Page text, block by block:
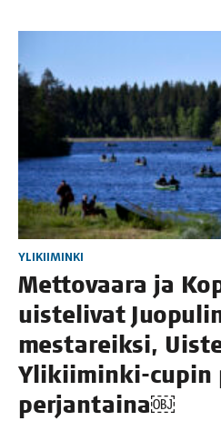
YLIKIIMINKI
Met­to­vaa­ra ja
uis­te­li­vat
mes­ta­reik­si,
Yli­kii­min­ki-cupin
perjantaina￼